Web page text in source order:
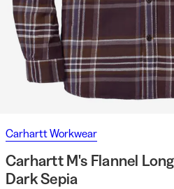
Carhartt Workwear
Carhartt M's Flannel
Dark Sepia